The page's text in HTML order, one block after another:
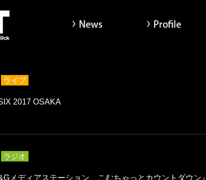
ライブ
2017 OSAKA
ラジオ
メディアステーション こむちゃっとカウントダウン』